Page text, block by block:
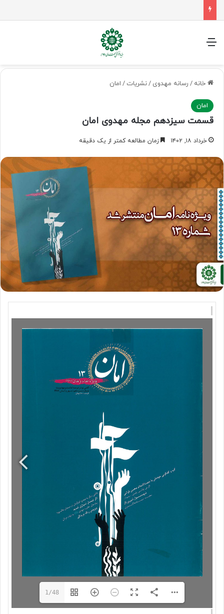
منو
خانه / رسانه مهدوی /نشریات / امان
امان
قسمت سیزدهم مجله مهدوی امان
خرداد ۱۸, ۱۴۰۲ زمان مطالعه کمتر از یک دقیقه
1/48